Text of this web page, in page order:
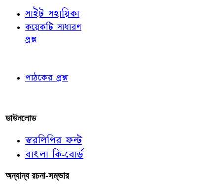
সাইট সহায়িকা
কয়েকটি সাধারণ
প্রশ্ন
পাঠকের প্রশ্ন
ডাউনলোড
স্বরলিপির ফন্ট
বাংলা কি-বোর্ড
অন্যান্য রচনা-সম্ভার